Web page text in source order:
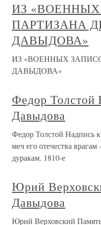
ИЗ
ПАРТИЗАНА
ДАВЫДОВА»
ИЗ «ВОЕННЫХ
ДАВЫДОВА»
Федор Толстой
Давыдова
Федор Толстой Надпись
меч его отечества
дуракам. 1810-е
Юрий
Давыдова
Юрий Верховский